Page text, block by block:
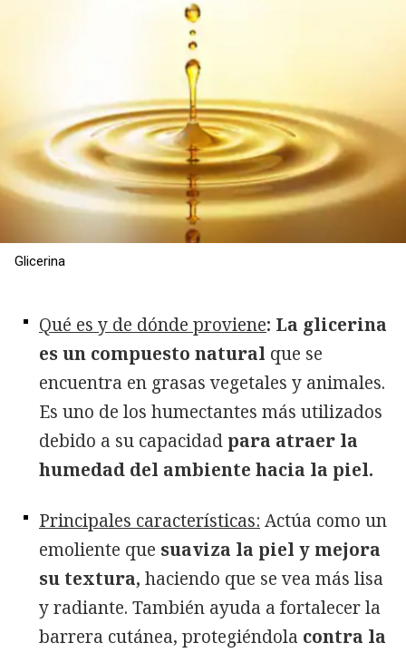
Glicerina
Qué es y de dónde proviene: La glicerina
es un compuesto natural que se
encuentra en grasas vegetales y animales.
Es uno de los humectantes más utilizados
debido a su capacidad para atraer la
humedad del ambiente hacia la piel.
Principales características: Actúa como un
emoliente que suaviza la piel y mejora
su textura, haciendo que se vea más lisa
y radiante. También ayuda a fortalecer la
barrera cutánea, protegiéndola contra la